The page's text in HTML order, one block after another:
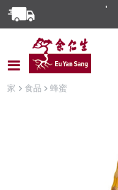
家 食品 蜂蜜